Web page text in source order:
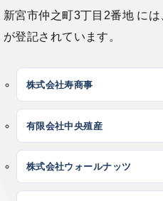
新宮市仲之町3丁目2番地 に
が登記されています。
株式会社寿商事
有限会社中央殖産
株式会社ウォールナッツ